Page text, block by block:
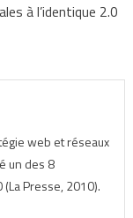
à l’identique 2.0
web et réseaux
un des 8
Presse, 2010).